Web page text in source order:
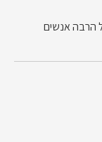
הרבה אנשים